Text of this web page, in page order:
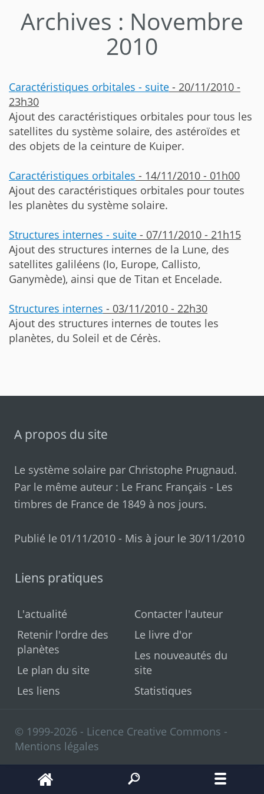
Archives : Novembre
2010
Caractéristiques orbitales - suite - 20/11/2010 -
23h30
Ajout des caractéristiques orbitales pour tous les
satellites du système solaire, des astéroïdes et
des objets de la ceinture de Kuiper.
Caractéristiques orbitales - 14/11/2010 - 01h00
Ajout des caractéristiques orbitales pour toutes
les planètes du système solaire.
Structures internes - suite - 07/11/2010 - 21h15
Ajout des structures internes de la Lune, des
satellites galiléens (Io, Europe, Callisto,
Ganymède), ainsi que de Titan et Encelade.
Structures internes - 03/11/2010 - 22h30
Ajout des structures internes de toutes les
planètes, du Soleil et de Cérès.
A propos du site
Le système solaire par Christophe Prugnaud.
Par le même auteur : Le Franc Français - Les
timbres de France de 1849 à nos jours.
Publié le 01/11/2010 - Mis à jour le 30/11/2010
Liens pratiques
L'actualité
Retenir l'ordre des
planètes
Le plan du site
Les liens
Contacter l'auteur
Le livre d'or
Les nouveautés du
site
Statistiques
© 1999-2026 - Licence Creative Commons -
Mentions légales